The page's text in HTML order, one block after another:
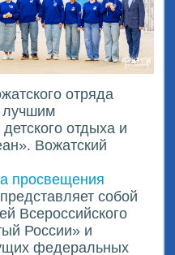
отряда
лучшим
отдыха и
Вожатский
просвещения
собой
Всероссийского
России» и
федеральных